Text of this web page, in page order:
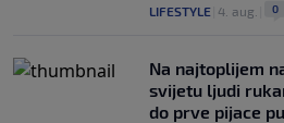
LIFESTYLE 4. aug. 0
Na najtoplijem
svijetu ljudi
do prve pijace